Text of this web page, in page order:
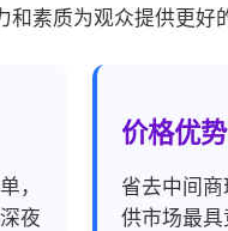
素质为观众提供更好
，
夜
价格优
省去中间
供市场最